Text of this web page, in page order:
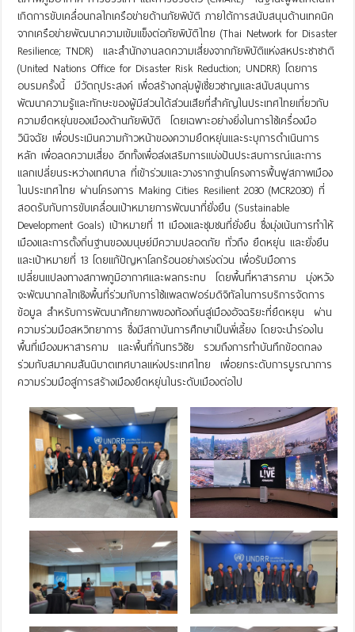
เกิดการขับเคลื่อนกลไกเครือข่ายด้านภัยพิบัติ ภายใต้การสนับสนุนด้านเทคนิค
จากเครือข่ายพัฒนาความเข้มแข็งต่อภัยพิบัติไทย (Thai Network for Disaster
Resilience; TNDR) และสำนักงานลดความเสี่ยงจากภัยพิบัติแห่งสหประชาชาติ
(United Nations Office for Disaster Risk Reduction; UNDRR) โดยการ
อบรมครั้งนี้ มีวัตถุประสงค์ เพื่อสร้างกลุ่มผู้เชี่ยวชาญและสนับสนุนการ
พัฒนาความรู้และทักษะของผู้มีส่วนได้ส่วนเสียที่สำคัญในประเทศไทยเกี่ยวกับ
ความยืดหยุ่นของเมืองด้านภัยพิบัติ โดยเฉพาะอย่างยิ่งในการใช้เครื่องมือ
วินิจฉัย เพื่อประเมินความก้าวหน้าของความยืดหยุ่นและระบุการดำเนินการ
หลัก เพื่อลดความเสี่ยง อีกทั้งเพื่อส่งเสริมการแบ่งปันประสบการณ์และการ
แลกเปลี่ยนระหว่างเทศบาล ที่เข้าร่วมและวางรากฐานโครงการฟื้นฟูสภาพเมือง
ในประเทศไทย ผ่านโครงการ Making Cities Resilient 2030 (MCR2030) ที่
สอดรับกับการขับเคลื่อนเป้าหมายการพัฒนาที่ยั่งยืน (Sustainable
Development Goals) เป้าหมายที่ 11 เมืองและชุมชนที่ยั่งยืน ซึ่งมุ่งเน้นการทำให้
เมืองและการตั้งถิ่นฐานของมนุษย์มีความปลอดภัย ทั่วถึง ยืดหยุ่น และยั่งยืน
และเป้าหมายที่ 13 โดยแก้ปัญหาโลกร้อนอย่างเร่งด่วน เพื่อรับมือการ
เปลี่ยนแปลงทางสภาพภูมิอากาศและผลกระทบ โดยพื้นที่หาสารคาม มุ่งหวัง
จะพัฒนากลไกเชิงพื้นที่ร่วมกับการใช้แพลตฟอร์มดิจิทัลในการบริการจัดการ
ข้อมูล สำหรับการพัฒนาศักยภาพของท้องถิ่นสู่เมืองอัจฉริยะที่ยืดหยุน ผ่าน
ความร่วมมือสหวิทยาการ ซึ่งมีสถาบันการศึกษาเป็นพี่เลี้ยง โดยจะนำร่องใน
พื้นที่เมืองมหาสารคาม และพื้นที่กันทรวิชัย รวมถึงการทำบันทึกข้อตกลง
ร่วมกับสมาคมสันนิบาตเทศบาลแห่งประเทศไทย เพื่อยกระดับการบูรณาการ
ความร่วมมือสู่การสร้างเมืองยืดหยุ่นในระดับเมืองต่อไป